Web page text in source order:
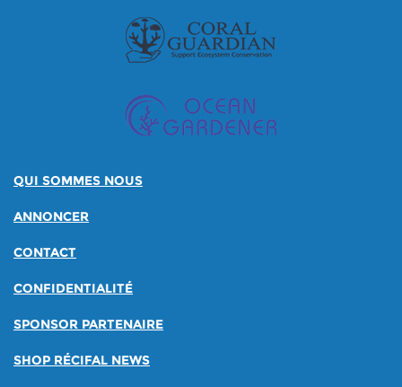
QUI SOMMES NOUS
ANNONCER
CONTACT
CONFIDENTIALITÉ
SPONSOR PARTENAIRE
SHOP RÉCIFAL NEWS